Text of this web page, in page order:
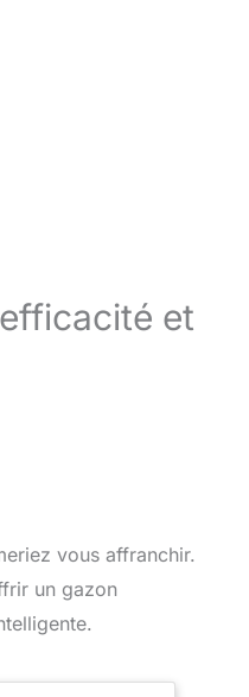
et
vous affranchir.
un gazon